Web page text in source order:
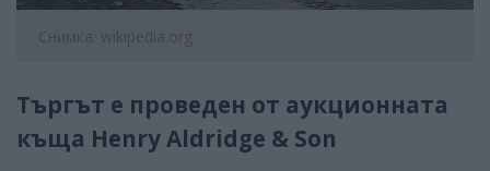
Снимка: wikipedia.org
Търгът е проведен от аукционната
къща Henry Aldridge & Son